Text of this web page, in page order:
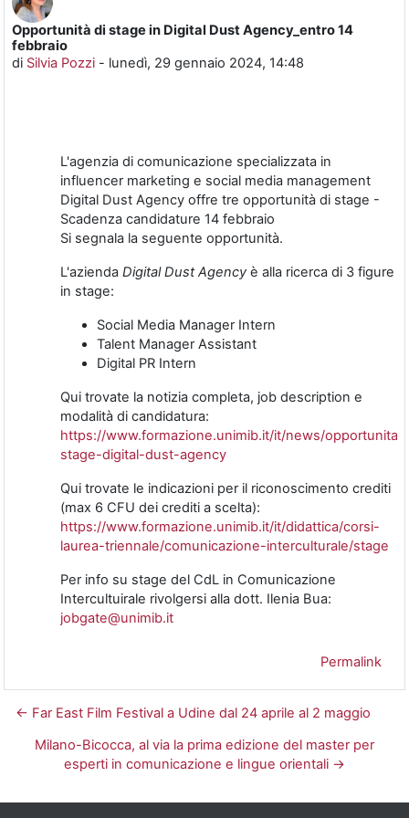
Opportunità di stage in Digital Dust Agency_entro 14
febbraio
di Silvia Pozzi - lunedì, 29 gennaio 2024, 14:48
Numero di risposte: 0
L'agenzia di comunicazione specializzata in
influencer marketing e social media management
Digital Dust Agency offre tre opportunità di stage -
Scadenza candidature 14 febbraio
Si segnala la seguente opportunità.
L'azienda Digital Dust Agency è alla ricerca di 3 figure
in stage:
Social Media Manager Intern
Talent Manager Assistant
Digital PR Intern
Qui trovate la notizia completa, job description e
modalità di candidatura:
https://www.formazione.unimib.it/it/news/opportunita-
stage-digital-dust-agency
Qui trovate le indicazioni per il riconoscimento crediti
(max 6 CFU dei crediti a scelta):
https://www.formazione.unimib.it/it/didattica/corsi-
laurea-triennale/comunicazione-interculturale/stage
Per info su stage del CdL in Comunicazione
Intercultuirale rivolgersi alla dott. Ilenia Bua:
jobgate@unimib.it
Permalink
← Far East Film Festival a Udine dal 24 aprile al 2 maggio
Milano-Bicocca, al via la prima edizione del master per
esperti in comunicazione e lingue orientali →